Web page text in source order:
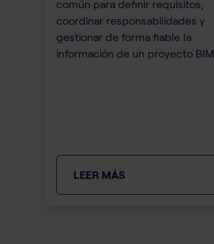
común para definir requisitos,
coordinar responsabilidades y
gestionar de forma fiable la
información de un proyecto BIM.
LEER MÁS